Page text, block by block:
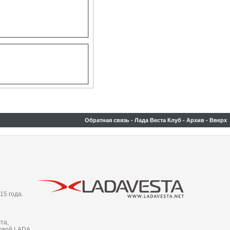
Обратная связь - Лада Веста Клуб - Архив - Вверх
года.